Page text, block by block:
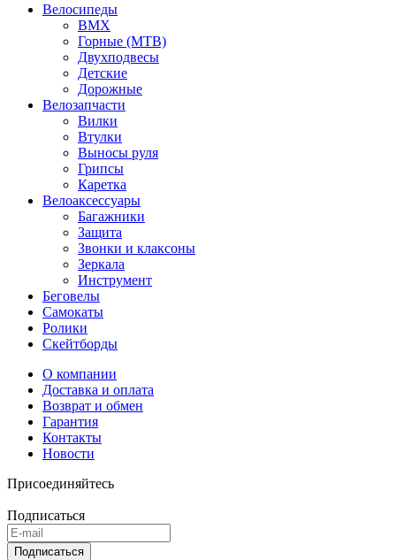
Велосипеды
BMX
Горные (MTB)
Двухподвесы
Детские
Дорожные
Велозапчасти
Вилки
Втулки
Выносы руля
Грипсы
Каретка
Велоаксессуары
Багажники
Защита
Звонки и клаксоны
Зеркала
Инструмент
Беговелы
Самокаты
Ролики
Скейтборды
О компании
Доставка и оплата
Возврат и обмен
Гарантия
Контакты
Новости
Присоединяйтесь
Подписаться